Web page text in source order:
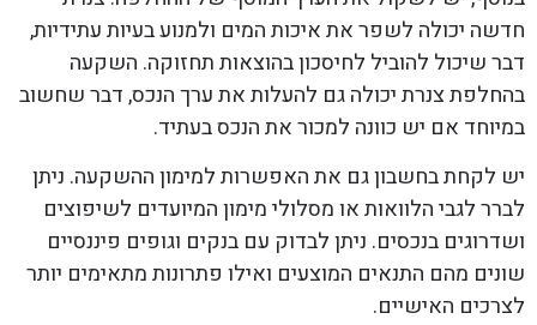
חדשה יכולה לשפר את איכות המים ולמנוע בעיות עתידיות,
דבר שיכול להוביל לחיסכון בהוצאות תחזוקה. השקעה
בהחלפת צנרת יכולה גם להעלות את ערך הנכס, דבר שחשוב
במיוחד אם יש כוונה למכור את הנכס בעתיד.
יש לקחת בחשבון גם את האפשרות למימון ההשקעה. ניתן
לברר לגבי הלוואות או מסלולי מימון המיועדים לשיפוצים
ושדרוגים בנכסים. ניתן לבדוק עם בנקים וגופים פיננסיים
שונים מהם התנאים המוצעים ואילו פתרונות מתאימים יותר
לצרכים האישיים.